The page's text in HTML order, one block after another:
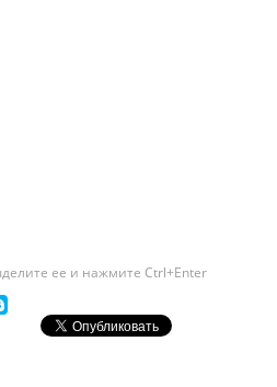
расхода сырья и решить
отходов, образующихся в
процессе…
ее и нажмите Ctrl+Enter